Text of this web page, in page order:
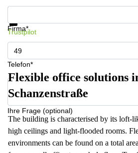
Firma*
Telefon*
Ihre Frage (optional)
Infos & Preise jetzt erhalten
Trustpilot
Flexible office solutions
Schanzenstraße
The building is characterised by its loft-
high ceilings and light-flooded rooms.
environments can be found on a total